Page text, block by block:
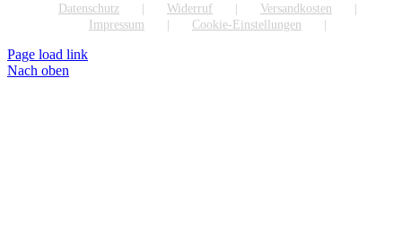
Datenschutz
Widerruf
Versandkosten
Impressum
Cookie-Einstellungen
Page load link
Nach oben